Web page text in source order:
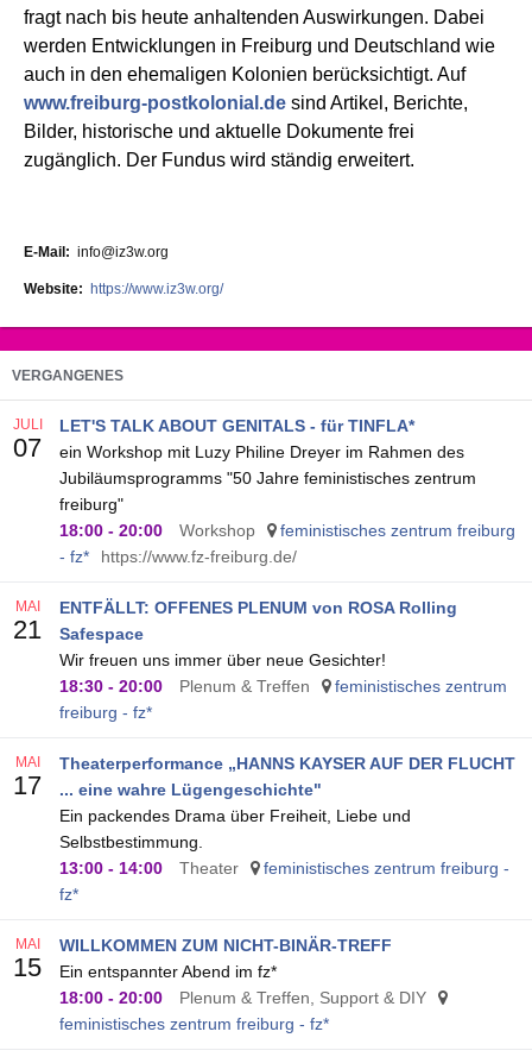
fragt nach bis heute anhaltenden Auswirkungen. Dabei
werden Entwicklungen in Freiburg und Deutschland wie
auch in den ehemaligen Kolonien berücksichtigt. Auf
www.freiburg-postkolonial.de sind Artikel, Berichte,
Bilder, historische und aktuelle Dokumente frei
zugänglich. Der Fundus wird ständig erweitert.
E-Mail info@iz3w.org
Website https://www.iz3w.org/
VERGANGENES
LET'S TALK ABOUT GENITALS - für TINFLA*
ein Workshop mit Luzy Philine Dreyer im Rahmen des
Jubiläumsprogramms "50 Jahre feministisches zentrum
freiburg"
18:00 - 20:00 Workshop
feministisches zentrum freiburg
- fz*
https://www.fz-freiburg.de/
JULI
07
ENTFÄLLT: OFFENES PLENUM von ROSA Rolling
Safespace
Wir freuen uns immer über neue Gesichter!
18:30 - 20:00 Plenum & Treffen
feministisches zentrum
freiburg - fz*
MAI
21
Theaterperformance „HANNS KAYSER AUF DER FLUCHT
... eine wahre Lügengeschichte"
Ein packendes Drama über Freiheit, Liebe und
Selbstbestimmung.
13:00 - 14:00 Theater
feministisches zentrum freiburg -
fz*
MAI
17
WILLKOMMEN ZUM NICHT-BINÄR-TREFF
Ein entspannter Abend im fz*
18:00 - 20:00
Plenum & Treffen, Support & DIY
feministisches zentrum freiburg - fz*
MAI
15